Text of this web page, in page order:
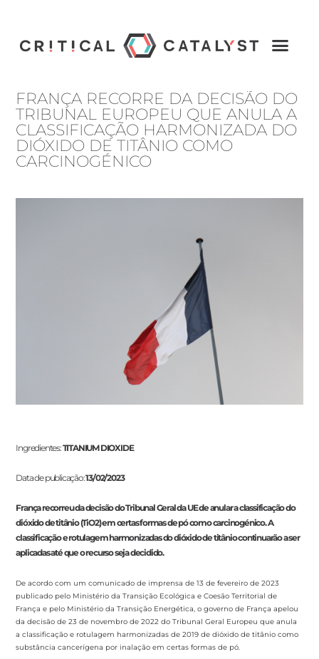
FRANÇA RECORRE DA DECISÃO DO
TRIBUNAL EUROPEU QUE ANULA A
CLASSIFICAÇÃO HARMONIZADA DO
DIÓXIDO DE TITÂNIO COMO
CARCINOGÉNICO
Ingredientes:TITANIUM DIOXIDE
Data de publicação:13/02/2023
França recorreu da decisão do Tribunal Geral da UE de anular a classificação do
dióxido de titânio (TiO2) em certas formas de pó como carcinogénico. A
classificação e rotulagem harmonizadas do dióxido de titânio continuarão a ser
aplicadas até que o recurso seja decidido.
De acordo com um comunicado de imprensa de 13 de fevereiro de 2023
publicado pelo Ministério da Transição Ecológica e Coesão Territorial de
França e pelo Ministério da Transição Energética, o governo de França apelou
da decisão de 23 de novembro de 2022 do Tribunal Geral Europeu que anula
a classificação e rotulagem harmonizadas de 2019 de dióxido de titânio como
substância cancerígena por inalação em certas formas de pó.